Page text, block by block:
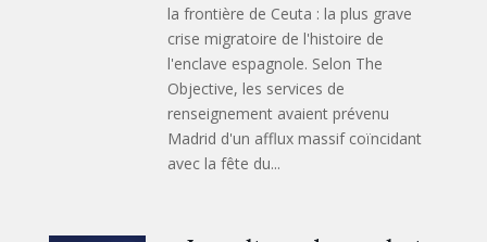
la frontière de Ceuta : la plus grave
crise migratoire de l'histoire de
l'enclave espagnole. Selon The
Objective, les services de
renseignement avaient prévenu
Madrid d'un afflux massif coïncidant
avec la fête du...